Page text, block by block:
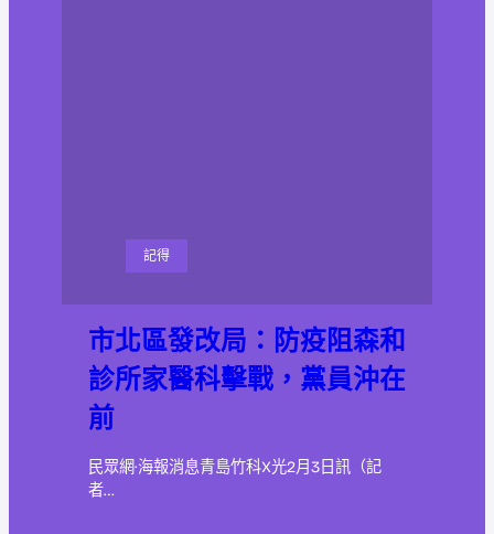
記得
市北區發改局：防疫阻森和
診所家醫科擊戰，黨員沖在
前
民眾網·海報消息青島竹科X光2月3日訊（記
者…